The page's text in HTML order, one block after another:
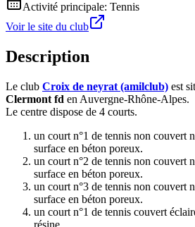
Activité principale: Tennis
Voir le site du club
Description
Le club Croix de neyrat (amilclub) est
Clermont fd en Auvergne-Rhône-Alpes.
Le centre dispose de 4 courts.
un court n°1 de tennis non couvert
surface en béton poreux.
un court n°2 de tennis non couvert
surface en béton poreux.
un court n°3 de tennis non couvert
surface en béton poreux.
un court n°1 de tennis couvert
résine.